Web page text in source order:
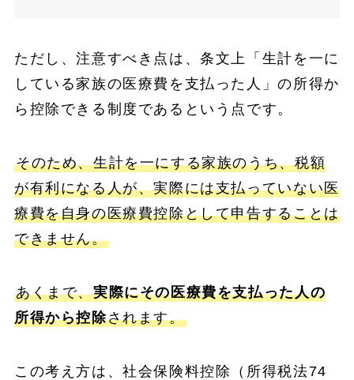
ただし、注意すべき点は、条文上「生計を一に
している家族の医療費を支払った人」の所得か
ら控除できる制度であるという点です。
そのため、生計を一にする家族のうち、税額
が有利になる人が、実際には支払っていない医
療費を自身の医療費控除として申告することは
できません。
あくまで、実際にその医療費を支払った人の
所得から控除されます。
この考え方は、社会保険料控除（所得税法74